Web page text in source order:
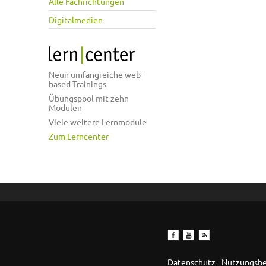
Digitalmedien
Neun umfangreiche web-
based Trainings
Übungspool mit zehn
Modulen
Viele weitere Lernmodule
Zum Lerncenter
Datenschutz